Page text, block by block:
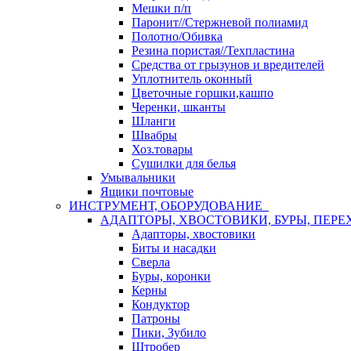
Мешки п/п
Паронит//Стержневой полиамид
Полотно/Обивка
Резина пористая//Техпластина
Средства от грызунов и вредителей
Уплотнитель оконный
Цветочные горшки,кашпо
Черенки, шканты
Шланги
Швабры
Хоз.товары
Сушилки для белья
Умывальники
Ящики почтовые
ИНСТРУМЕНТ, ОБОРУДОВАНИЕ
АДАПТОРЫ, ХВОСТОВИКИ, БУРЫ,
Адапторы, хвостовики
Биты и насадки
Сверла
Буры, коронки
Керны
Кондуктор
Патроны
Пики, Зубило
Штробер